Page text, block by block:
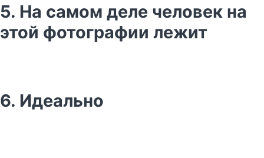
5. На самом деле человек на
этой фотографии лежит
6. Идеально